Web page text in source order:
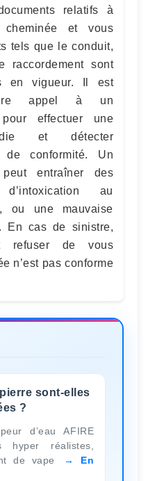
relatifs à
cheminée et vous
tels que le conduit,
raccordement sont
en vigueur. Il est
appel à un
effectuer une
et détecter
de conformité. Un
entraîner des
au
ou une mauvaise
En cas de sinistre,
refuser de vous
n’est pas conforme
sont-elles
?
d’eau AFIRE
hyper réalistes,
de vape
En